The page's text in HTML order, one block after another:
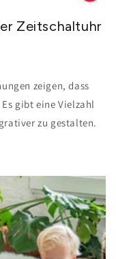
Zeitschaltuhr
zeigen, dass
gibt eine Vielzahl
zu gestalten.